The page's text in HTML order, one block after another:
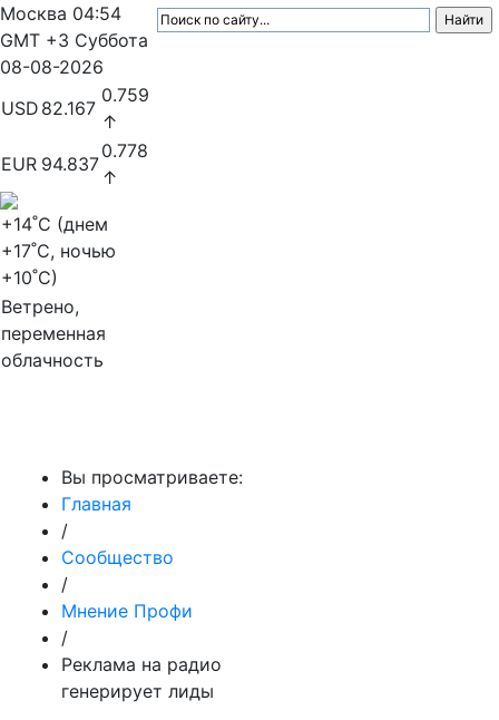
Москва 04:54
GMT +3 Суббота
08-08-2026
USD 82.167
0.759
↑
EUR 94.837
0.778
↑
+14˚C (днем
+17˚C, ночью
+10˚C)
Ветрено,
переменная
облачность
Вы просматриваете:
Главная
/
Сообщество
/
Мнение Профи
/
Реклама на радио
генерирует лиды